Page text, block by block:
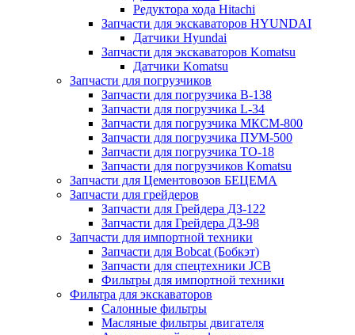
Редуктора хода Hitachi
Запчасти для экскаваторов HYUNDAI
Датчики Hyundai
Запчасти для экскаваторов Komatsu
Датчики Komatsu
Запчасти для погрузчиков
Запчасти для погрузчика B-138
Запчасти для погрузчика L-34
Запчасти для погрузчика МКСМ-800
Запчасти для погрузчика ПУМ-500
Запчасти для погрузчика ТО-18
Запчасти для погрузчиков Komatsu
Запчасти для Цементовозов БЕЦЕМА
Запчасти для грейдеров
Запчасти для Грейдера ДЗ-122
Запчасти для Грейдера ДЗ-98
Запчасти для импортной техники
Запчасти для Bobcat (Бобкэт)
Запчасти для спецтехники JCB
Фильтры для импортной техники
Фильтра для экскаваторов
Салонные фильтры
Масляные фильтры двигателя